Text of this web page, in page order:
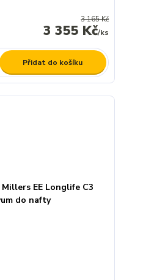
3 165 Kč
3 355 Kč/ks
Přidat do košíku